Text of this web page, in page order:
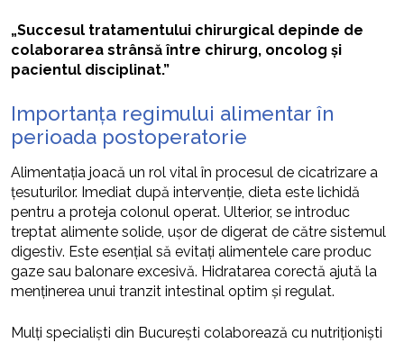
„Succesul tratamentului chirurgical depinde de
colaborarea strânsă între chirurg, oncolog și
pacientul disciplinat.”
Importanța regimului alimentar în
perioada postoperatorie
Alimentația joacă un rol vital în procesul de cicatrizare a
țesuturilor. Imediat după intervenție, dieta este lichidă
pentru a proteja colonul operat. Ulterior, se introduc
treptat alimente solide, ușor de digerat de către sistemul
digestiv. Este esențial să evitați alimentele care produc
gaze sau balonare excesivă. Hidratarea corectă ajută la
menținerea unui tranzit intestinal optim și regulat.
Mulți specialiști din București colaborează cu nutriționiști